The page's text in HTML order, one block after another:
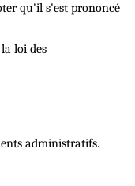
qu'il s'est prononcé
loi des
administratifs.